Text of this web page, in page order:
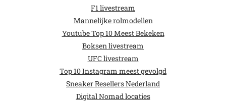
F1 livestream
Mannelijke rolmodellen
Youtube Top 10 Meest Bekeken
Boksen livestream
UFC livestream
Top 10 Instagram meest gevolgd
Sneaker Resellers Nederland
Digital Nomad locaties